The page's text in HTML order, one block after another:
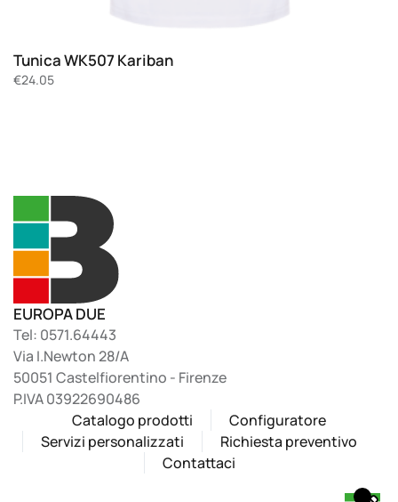
Tunica WK507 Kariban
€24.05
EUROPA DUE
Tel: 0571.64443
Via I.Newton 28/A
50051 Castelfiorentino - Firenze
P.IVA 03922690486
Catalogo prodotti
Configuratore
Servizi personalizzati
Richiesta preventivo
Contattaci